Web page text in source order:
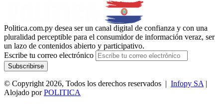
Politica.com.py desea ser un canal digital de confianza y con una
pluralidad perceptible para el consumidor de información veraz, ser
un lazo de contenidos abierto y participativo.
Escribe tu correo electrónico
© Copyright 2026, Todos los derechos reservados | Infopy SA |
Alojado porPOLITICA